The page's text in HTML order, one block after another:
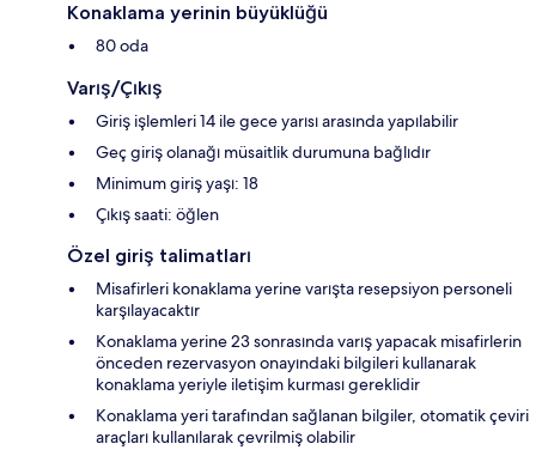
Konaklama yerinin büyüklüğü
80 oda
Varış/Çıkış
Giriş işlemleri 14 ile gece yarısı arasında yapılabilir
Geç giriş olanağı müsaitlik durumuna bağlıdır
Minimum giriş yaşı: 18
Çıkış saati: öğlen
Özel giriş talimatları
Misafirleri konaklama yerine varışta resepsiyon personeli
karşılayacaktır
Konaklama yerine 23 sonrasında varış yapacak misafirlerin
önceden rezervasyon onayındaki bilgileri kullanarak
konaklama yeriyle iletişim kurması gereklidir
Konaklama yeri tarafından sağlanan bilgiler, otomatik çeviri
araçları kullanılarak çevrilmiş olabilir